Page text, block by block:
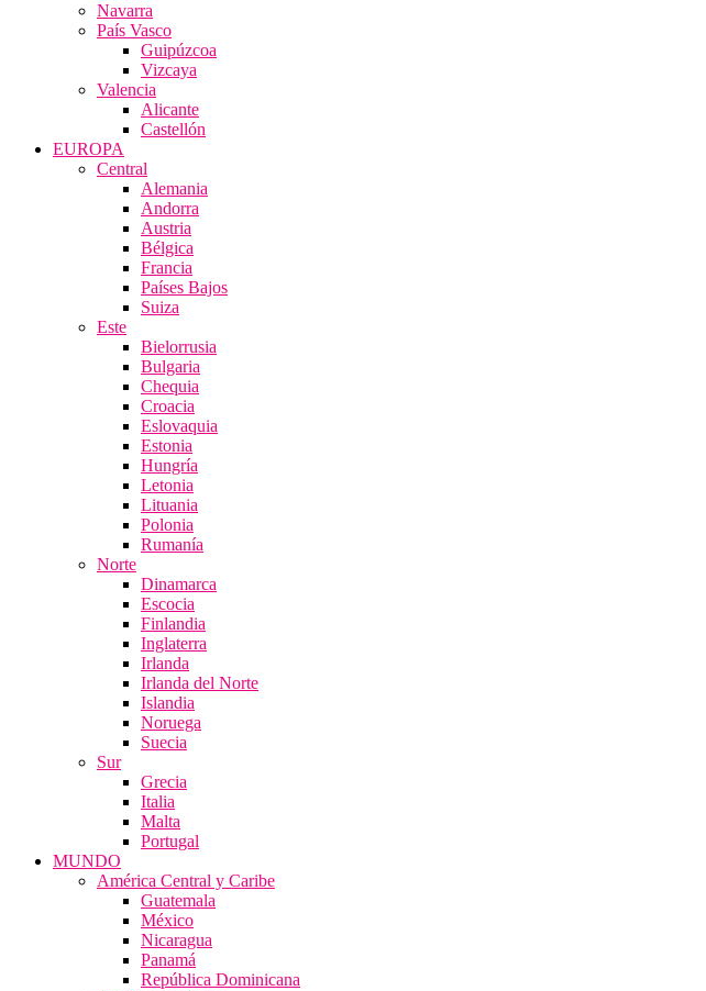
Navarra
País Vasco
Guipúzcoa
Vizcaya
Valencia
Alicante
Castellón
EUROPA
Central
Alemania
Andorra
Austria
Bélgica
Francia
Países Bajos
Suiza
Este
Bielorrusia
Bulgaria
Chequia
Croacia
Eslovaquia
Estonia
Hungría
Letonia
Lituania
Polonia
Rumanía
Norte
Dinamarca
Escocia
Finlandia
Inglaterra
Irlanda
Irlanda del Norte
Islandia
Noruega
Suecia
Sur
Grecia
Italia
Malta
Portugal
MUNDO
América Central y Caribe
Guatemala
México
Nicaragua
Panamá
República Dominicana